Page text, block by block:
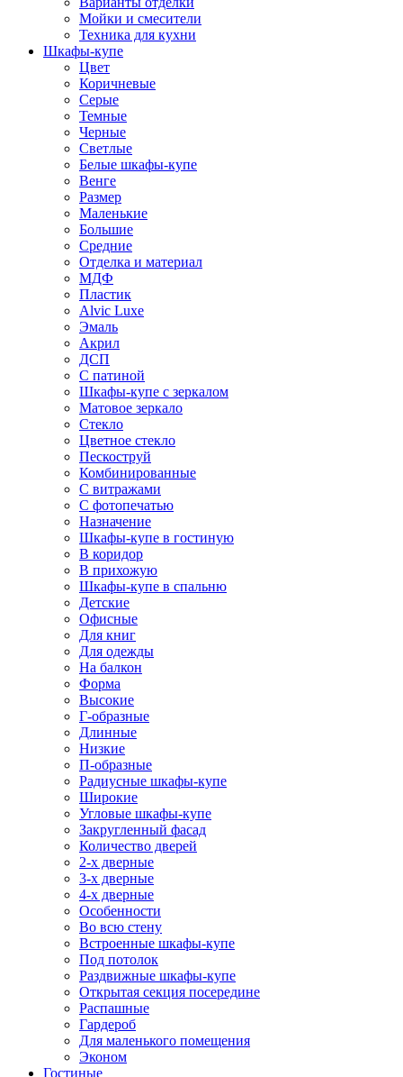
Мойки и смесители
Техника для кухни
Шкафы-купе
Цвет
Коричневые
Серые
Темные
Черные
Светлые
Белые шкафы-купе
Венге
Размер
Маленькие
Большие
Средние
Отделка и материал
МДФ
Пластик
Alvic Luxe
Эмаль
Акрил
ДСП
С патиной
Шкафы-купе с зеркалом
Матовое зеркало
Стекло
Цветное стекло
Пескоструй
Комбинированные
С витражами
С фотопечатью
Назначение
Шкафы-купе в гостиную
В коридор
В прихожую
Шкафы-купе в спальню
Детские
Офисные
Для книг
Для одежды
На балкон
Форма
Высокие
Г-образные
Длинные
Низкие
П-образные
Радиусные шкафы-купе
Широкие
Угловые шкафы-купе
Закругленный фасад
Количество дверей
2-х дверные
3-х дверные
4-х дверные
Особенности
Во всю стену
Встроенные шкафы-купе
Под потолок
Раздвижные шкафы-купе
Открытая секция посередине
Распашные
Гардероб
Для маленького помещения
Эконом
Гостиные